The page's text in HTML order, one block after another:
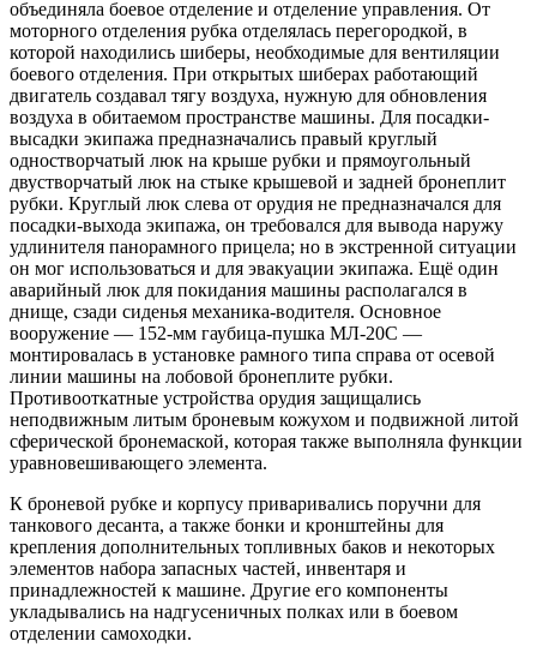
объединяла боевое отделение и отделение управления. От
моторного отделения рубка отделялась перегородкой, в
которой находились шиберы, необходимые для вентиляции
боевого отделения. При открытых шиберах работающий
двигатель создавал тягу воздуха, нужную для обновления
воздуха в обитаемом пространстве машины. Для посадки-
высадки экипажа предназначались правый круглый
одностворчатый люк на крыше рубки и прямоугольный
двустворчатый люк на стыке крышевой и задней бронеплит
рубки. Круглый люк слева от орудия не предназначался для
посадки-выхода экипажа, он требовался для вывода наружу
удлинителя панорамного прицела; но в экстренной ситуации
он мог использоваться и для эвакуации экипажа. Ещё один
аварийный люк для покидания машины располагался в
днище, сзади сиденья механика-водителя. Основное
вооружение — 152-мм гаубица-пушка МЛ-20С —
монтировалась в установке рамного типа справа от осевой
линии машины на лобовой бронеплите рубки.
Противооткатные устройства орудия защищались
неподвижным литым броневым кожухом и подвижной литой
сферической бронемаской, которая также выполняла функции
уравновешивающего элемента.
К броневой рубке и корпусу приваривались поручни для
танкового десанта, а также бонки и кронштейны для
крепления дополнительных топливных баков и некоторых
элементов набора запасных частей, инвентаря и
принадлежностей к машине. Другие его компоненты
укладывались на надгусеничных полках или в боевом
отделении самоходки.